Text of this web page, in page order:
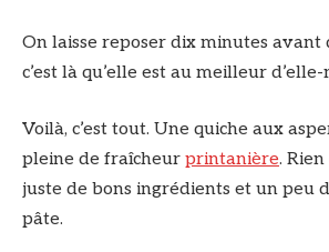
On laisse reposer dix minutes avant
c’est là qu’elle est au meilleur d’elle-
Voilà, c’est tout. Une quiche aux
pleine de fraîcheur printanière.
juste de bons ingrédients et un peu
pâte.